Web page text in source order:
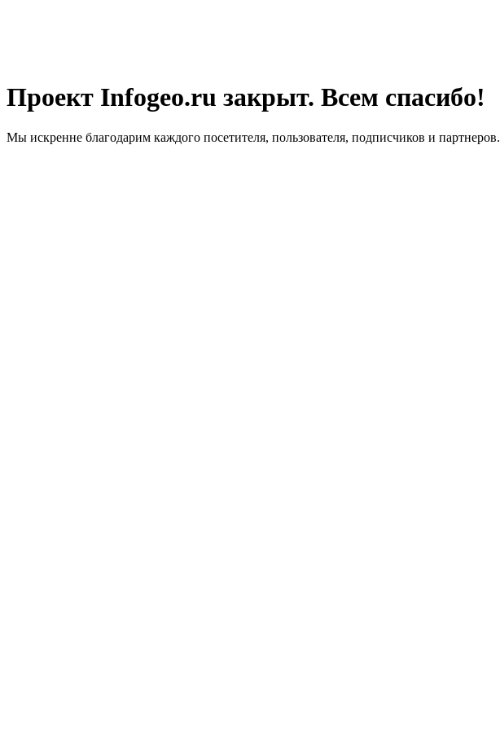
Проект Infogeo.ru закрыт. Всем спасибо!
Мы искренне благодарим каждого посетителя, пользователя, подписчиков и партнеров.